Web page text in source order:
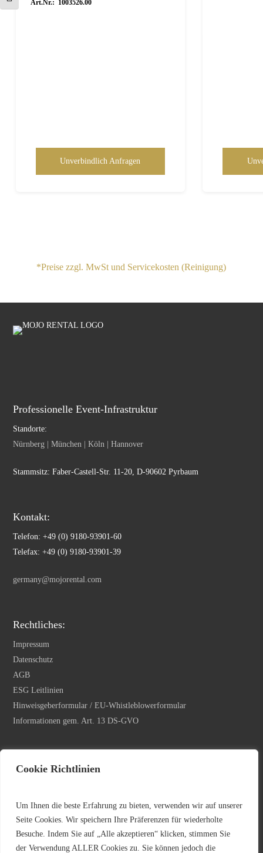
Cookie Richtlinien
Um Ihnen die beste Erfahrung zu bieten, verwenden wir auf unserer
Seite Cookies. Wir speichern Ihre Präferenzen für wiederholte
Besuche. Indem Sie auf „Alle akzeptieren“ klicken, stimmen Sie
der Verwendung ALLER Cookies zu. Sie können jedoch die
Art.Nr.: 1003526.00
Unverbindlich Anfragen
*Preise zzgl. MwSt und Servicekosten (Reinigung)
Professionelle Event-Infrastruktur
Standorte:
Nürnberg | München | Köln | Hannover
Stammsitz: Faber-Castell-Str. 11-20, D-90602 Pyrbaum
Kontakt:
Telefon: +49 (0) 9180-93901-60
Telefax: +49 (0) 9180-93901-39
germany@mojorental.com
Rechtliches:
Impressum
Datenschutz
AGB
ESG Leitlinien
Hinweisgeberformular / EU-Whistleblowerformular
Informationen gem. Art. 13 DS-GVO
Newsletter Anmeldung